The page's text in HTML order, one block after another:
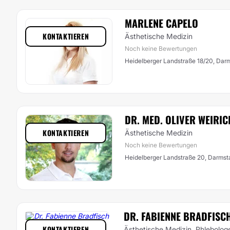
MARLENE CAPELO
Ästhetische Medizin
Noch keine Bewertungen
Heidelberger Landstraße 18/20,
KONTAKTIEREN
DR. MED. OLIVER
Ästhetische Medizin
Noch keine Bewertungen
Heidelberger Landstraße 20,
KONTAKTIEREN
DR. FABIENNE